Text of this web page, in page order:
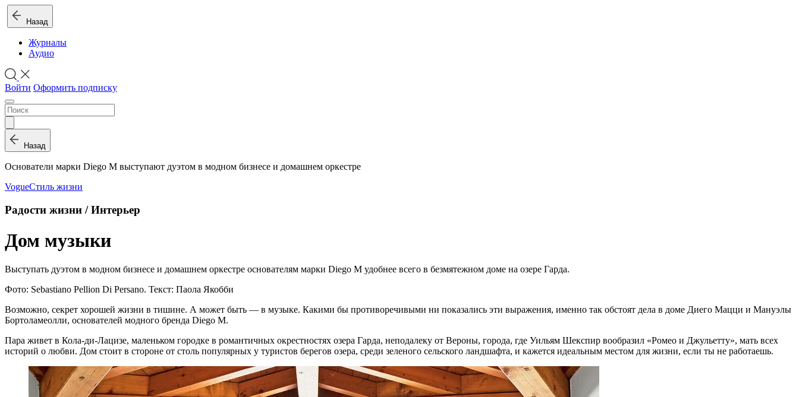
Назад
Журналы
Аудио
Войти Оформить подписку
Назад
Основатели марки Diego M выступают дуэтом в модном бизнесе и домашнем оркестре
VogueСтиль жизни
Радости жизни / Интерьер
Дом музыки
Выступать дуэтом в модном бизнесе и домашнем оркестре основателям марки Diego M удобнее всего в безмятежном доме на озере Гарда.
Фото: Sebastiano Pellion Di Persano. Текст: Паола Якобби
Возможно, секрет хорошей жизни в тишине. А может быть — в музыке. Какими бы противоречивыми ни показались эти выражения, именно так обстоят дела в доме Диего Мацци и Мануэлы
Бортоламеолли, основателей модного бренда Diego M.
Пара живет в Кола-ди-Лацизе, маленьком городке в романтичных окрестностях озера Гарда, неподалеку от Вероны, города, где Уильям Шекспир вообразил «Ромео и Джульетту», мать всех
историй о любви. Дом стоит в стороне от столь популярных у туристов берегов озера, среди зеленого сельского ландшафта, и кажется идеальным местом для жизни, если ты не работаешь.